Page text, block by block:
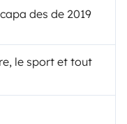
des de 2019
le sport et tout